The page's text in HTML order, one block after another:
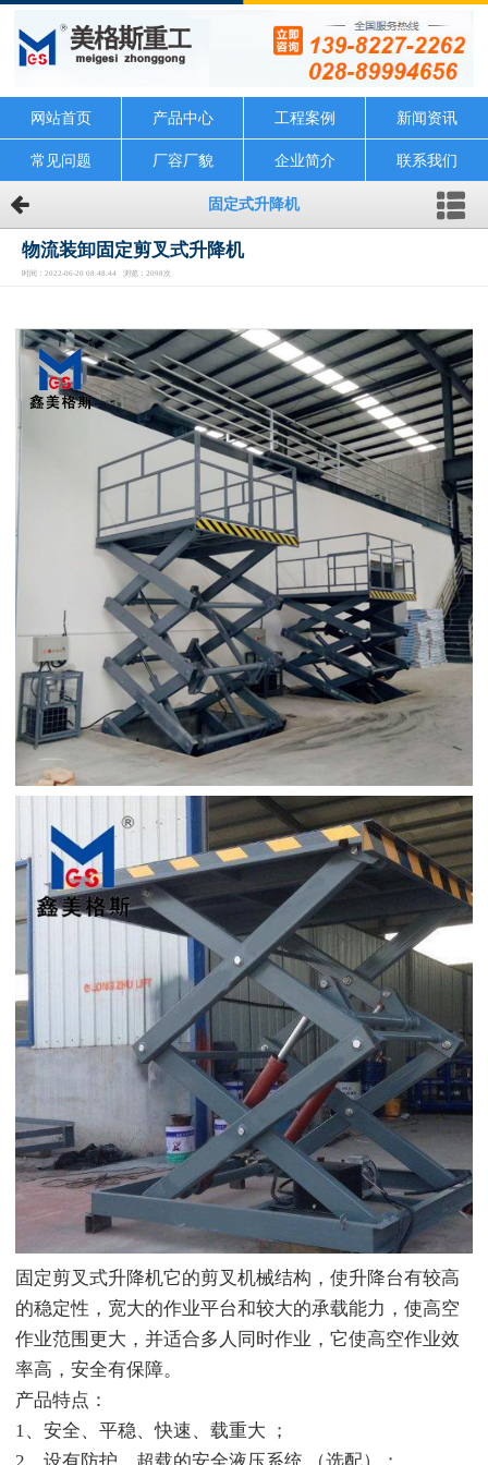
网站首页 产品中心 工程案例 新闻资讯
常见问题 厂容厂貌 企业简介 联系我们
固定式升降机
物流装卸固定剪叉式升降机
时间：2022-06-20 08:48:44 浏览：2098次
固定剪叉式升降机它的剪叉机械结构，使升降台有较高
的稳定性，宽大的作业平台和较大的承载能力，使高空
作业范围更大，并适合多人同时作业，它使高空作业效
率高，安全有保障。
产品特点：
1、安全、平稳、快速、载重大 ；